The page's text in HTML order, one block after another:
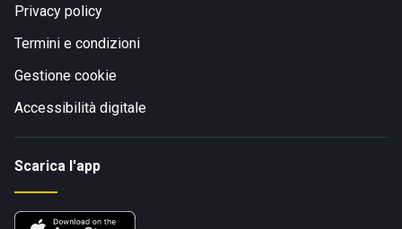
Privacy policy
Termini e condizioni
Gestione cookie
Accessibilità digitale
Scarica l'app